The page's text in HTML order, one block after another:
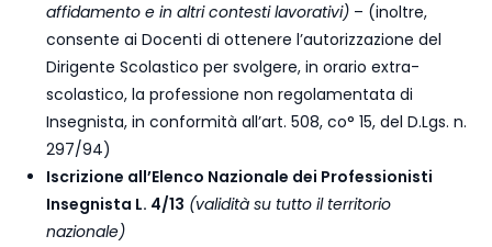
affidamento e in altri contesti lavorativi) – (inoltre,
consente ai Docenti di ottenere l’autorizzazione del
Dirigente Scolastico per svolgere, in orario extra-
scolastico, la professione non regolamentata di
Insegnista, in conformità all’art. 508, co° 15, del D.Lgs. n.
297/94)
Iscrizione all’Elenco Nazionale dei Professionisti
Insegnista L. 4/13 (validità su tutto il territorio
nazionale)